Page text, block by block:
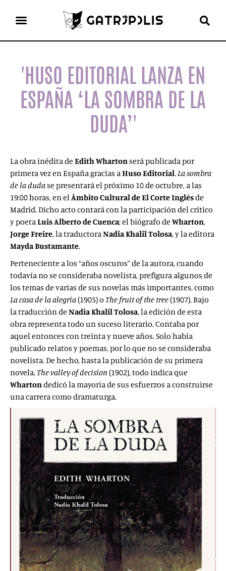
'HUSO EDITORIAL LANZA EN
ESPAÑA ‘LA SOMBRA DE LA
DUDA’'
La obra inédita de Edith Whartonserá publicada por
primera vez en España gracias aHuso Editorial.La sombra
de la dudase presentará el próximo 10 de octubre, a las
19:00 horas, en elÁmbito Cultural de El Corte Inglésde
Madrid. Dicho acto contará con la participación del crítico
y poetaLuis Alberto de Cuenca; el biógrafo deWharton,
Jorge Freire, la traductoraNadia Khalil Tolosa, y la editora
Mayda Bustamante.
Perteneciente a los “años oscuros” de la autora, cuando
todavía no se consideraba novelista, prefigura algunos de
los temas de varias de sus novelas más importantes, como
La casa de la alegría (1905) o The fruit of the tree (1907). Bajo
la traducción de Nadia Khalil Tolosa, la edición de esta
obra representa todo un suceso literario. Contaba por
aquel entonces con treinta y nueve años. Solo había
publicado relatos y poemas, por lo que no se consideraba
novelista. De hecho, hasta la publicación de su primera
novela, The valley of decision (1902), todo indica que
Whartondedicó la mayoría de sus esfuerzos a construirse
una carrera como dramaturga.